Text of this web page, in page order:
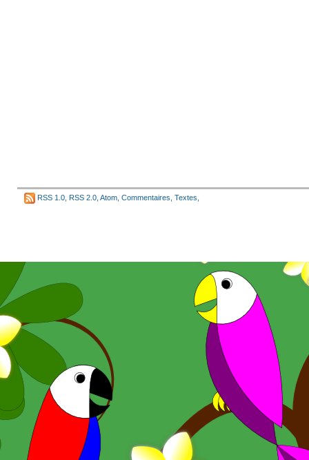
RSS 1.0 RSS 2.0 Atom Commentaires Textes